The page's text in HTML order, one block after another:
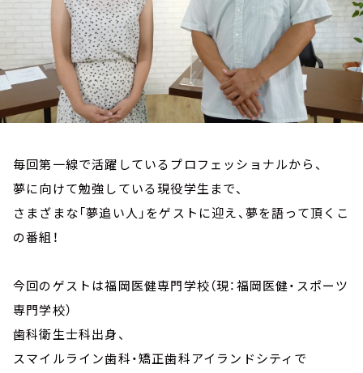
毎回第一線で活躍しているプロフェッショナルから、
夢に向けて勉強している現役学生まで、
さまざまな「夢追い人」をゲストに迎え、夢を語って頂くこ
の番組！
今回のゲストは福岡医健専門学校（現：福岡医健・スポーツ
専門学校）
歯科衛生士科出身、
スマイルライン歯科・矯正歯科アイランドシティで